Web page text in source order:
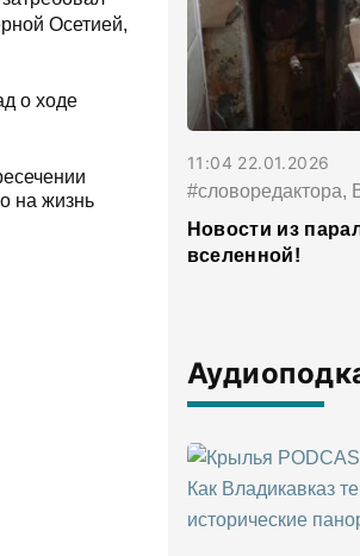
Осетией,
о ходе
на жизнь
11:04 22.01.2026
#словоредактора,
Новости из
вселенной!